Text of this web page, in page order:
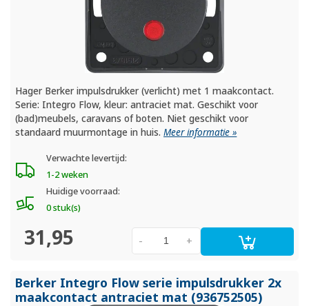
Hager Berker impulsdrukker (verlicht) met 1 maakcontact.
Serie: Integro Flow, kleur: antraciet mat. Geschikt voor
(bad)meubels, caravans of boten. Niet geschikt voor
standaard muurmontage in huis.Meer informatie »
Verwachte levertijd:
1-2 weken
Huidige voorraad:
0 stuk(s)
31,95 +
-
Berker Integro Flow serie impulsdrukker 2x
maakcontact antraciet mat (936752505)